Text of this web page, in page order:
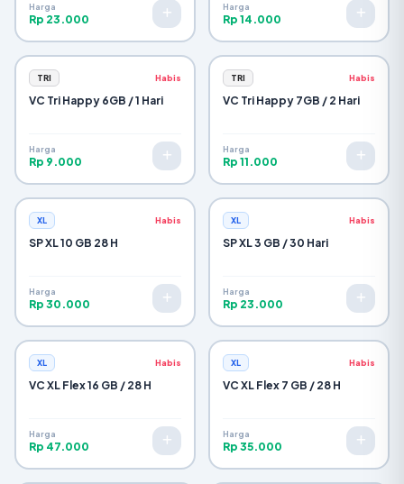
Harga
Rp 23.000
Harga
Rp 14.000
TRI Habis
VC Tri Happy 6GB / 1 Hari
Harga
Rp 9.000
TRI Habis
VC Tri Happy 7GB / 2 Hari
Harga
Rp 11.000
XL Habis
SP XL 10 GB 28 H
Harga
Rp 30.000
XL Habis
SP XL 3 GB / 30 Hari
Harga
Rp 23.000
XL Habis
VC XL Flex 16 GB / 28 H
Harga
Rp 47.000
XL Habis
VC XL Flex 7 GB / 28 H
Harga
Rp 35.000